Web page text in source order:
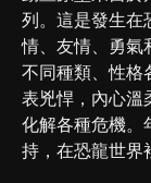
列。這是發生在
情、友情、勇氣
不同種類、性格
表兇悍，內心溫
化解各種危機。
持，在恐龍世